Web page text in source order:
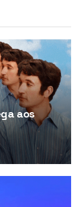
aos